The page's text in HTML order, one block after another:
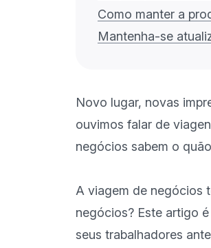
Como manter a
Mantenha-se
Novo lugar, novas
ouvimos falar de
negócios sabem o
A viagem de negócios
negócios? Este artigo